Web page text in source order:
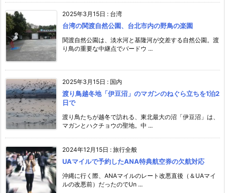
2025年3月15日 : 台湾
台湾の関渡自然公園、台北市内の野鳥の楽園
関渡自然公園は、淡水河と基隆河が交差する自然公園。渡
り鳥の重要な中継点でバードウ ...
2025年3月15日 : 国内
渡り鳥越冬地「伊豆沼」のマガンのねぐら立ちを1泊2
日で
渡り鳥たちが越冬で訪れる、東北最大の沼「伊豆沼」は、
マガンとハクチョウの聖地。中 ...
2024年12月15日 : 旅行全般
UAマイルで予約したANA特典航空券の欠航対応
沖縄に行く際、ANAマイルのレート改悪直後（＆UAマイ
ルの改悪前）だったのでUn ...